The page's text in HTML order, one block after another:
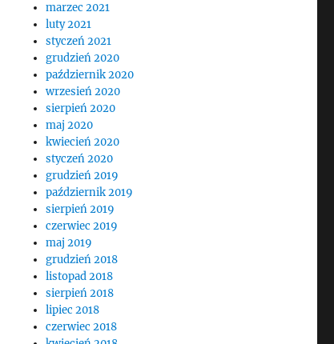
marzec 2021
luty 2021
styczeń 2021
grudzień 2020
październik 2020
wrzesień 2020
sierpień 2020
maj 2020
kwiecień 2020
styczeń 2020
grudzień 2019
październik 2019
sierpień 2019
czerwiec 2019
maj 2019
grudzień 2018
listopad 2018
sierpień 2018
lipiec 2018
czerwiec 2018